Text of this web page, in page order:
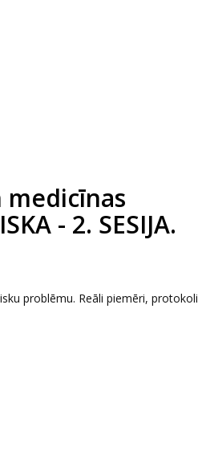
medicīnas
- 2. SESIJA.
problēmu. Reāli piemēri, protokoli